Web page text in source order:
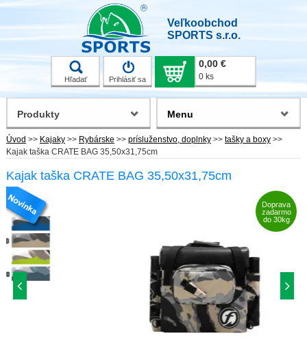
Veľkoobchod
SPORTS s.r.o.
Hľadať Prihlásiť sa
0,00 €
0 ks
Úvod >> Kajaky >> Rybárske >> prísluženstvo, doplnky >> tašky a boxy >>
Kajak taška CRATE BAG 35,50x31,75cm
Kajak taška CRATE BAG 35,50x31,75cm
Doprava
zadarmo
do 30kg
Produkty Menu